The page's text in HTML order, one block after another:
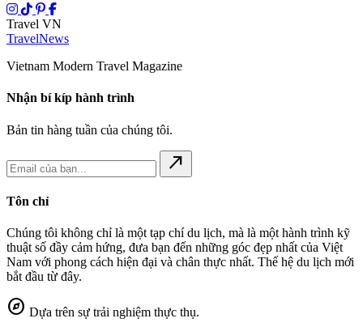
Travel VN
TravelNews
Vietnam Modern Travel Magazine
Nhận bí kíp hành trình
Bản tin hàng tuần của chúng tôi.
north_east
Tôn chỉ
Chúng tôi không chỉ là một tạp chí du lịch, mà là một hành trình kỹ
thuật số đầy cảm hứng, đưa bạn đến những góc đẹp nhất của Việt
Nam với phong cách hiện đại và chân thực nhất. Thế hệ du lịch mới
bắt đầu từ đây.
explore Dựa trên sự trải nghiệm thực thụ.